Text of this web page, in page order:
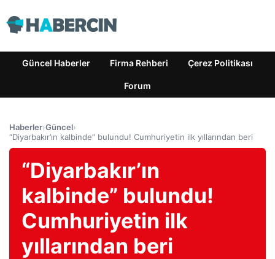
Güncel Haberler Firma Rehberi Çerez Politikası
Forum
Haberler›Güncel›
“Diyarbakır’ın kalbinde” bulundu! Cumhuriyetin ilk yıllarından beri
“Diyarbakır’ın
kalbinde” bulundu!
Cumhuriyetin ilk
yıllarından beri